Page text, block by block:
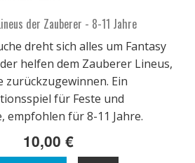
der Zauberer - 8-11 Jahre
dreht sich alles um Fantasy
helfen dem Zauberer Lineus,
Ein
für Feste und
empfohlen für 8-11 Jahre.
10,00 €